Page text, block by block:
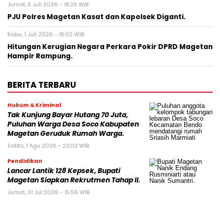
Jumat, 3 Juli 2026 - 18:25 WIB
PJU Polres Magetan Kasat dan Kapolsek Diganti.
Rabu, 1 Juli 2026 - 15:02 WIB
Hitungan Kerugian Negara Perkara Pokir DPRD Magetan
Hampir Rampung.
BERITA TERBARU
Hukum & Kriminal
Tak Kunjung Bayar Hutang 70 Juta,
Puluhan Warga Desa Soco Kabupaten
Magetan Geruduk Rumah Warga.
Sabtu, 1 Agu 2026 - 22:02 WIB
Pendidikan
Lancar Lantik 128 Kepsek, Bupati
Magetan Siapkan Rekrutmen Tahap II.
Jumat, 31 Jul 2026 - 15:56 WIB